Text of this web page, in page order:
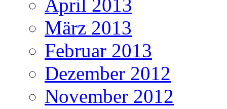
April 2013
März 2013
Februar 2013
Dezember 2012
November 2012